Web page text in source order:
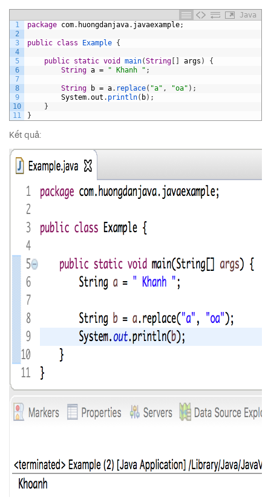
Java
1
2
3
4
5
6
7
8
9
10
11
package com. huongdanjava. javaexample;
public class Example {
public static void main(String [ ] args )
{
String a = " Khanh " ;
String b = a. replace( "a" , "oa" ) ;
System.out . println( b) ;
}
}
Kết quả: